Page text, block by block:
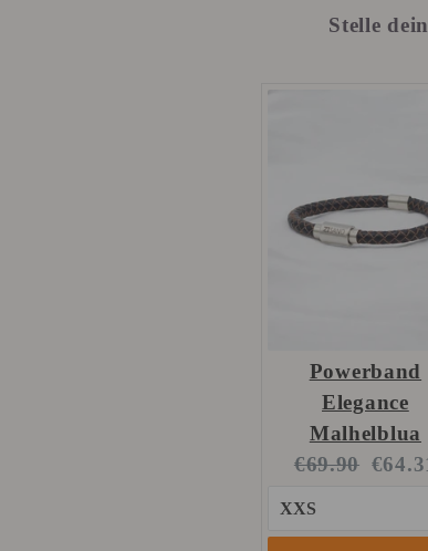
Stelle
Powerband
Elegance
Malhelblua
Original
€69.90